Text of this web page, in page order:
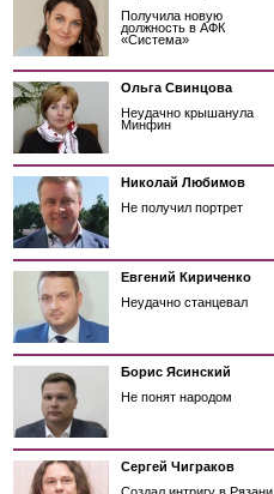
Получила новую
должность в АФК
«Система»
Ольга Свинцова
Неудачно крышанула
Минфин
Николай Любимов
Не получил портрет
Евгений Кириченко
Неудачно станцевал
Борис Ясинский
Не понят народом
Сергей Чиграков